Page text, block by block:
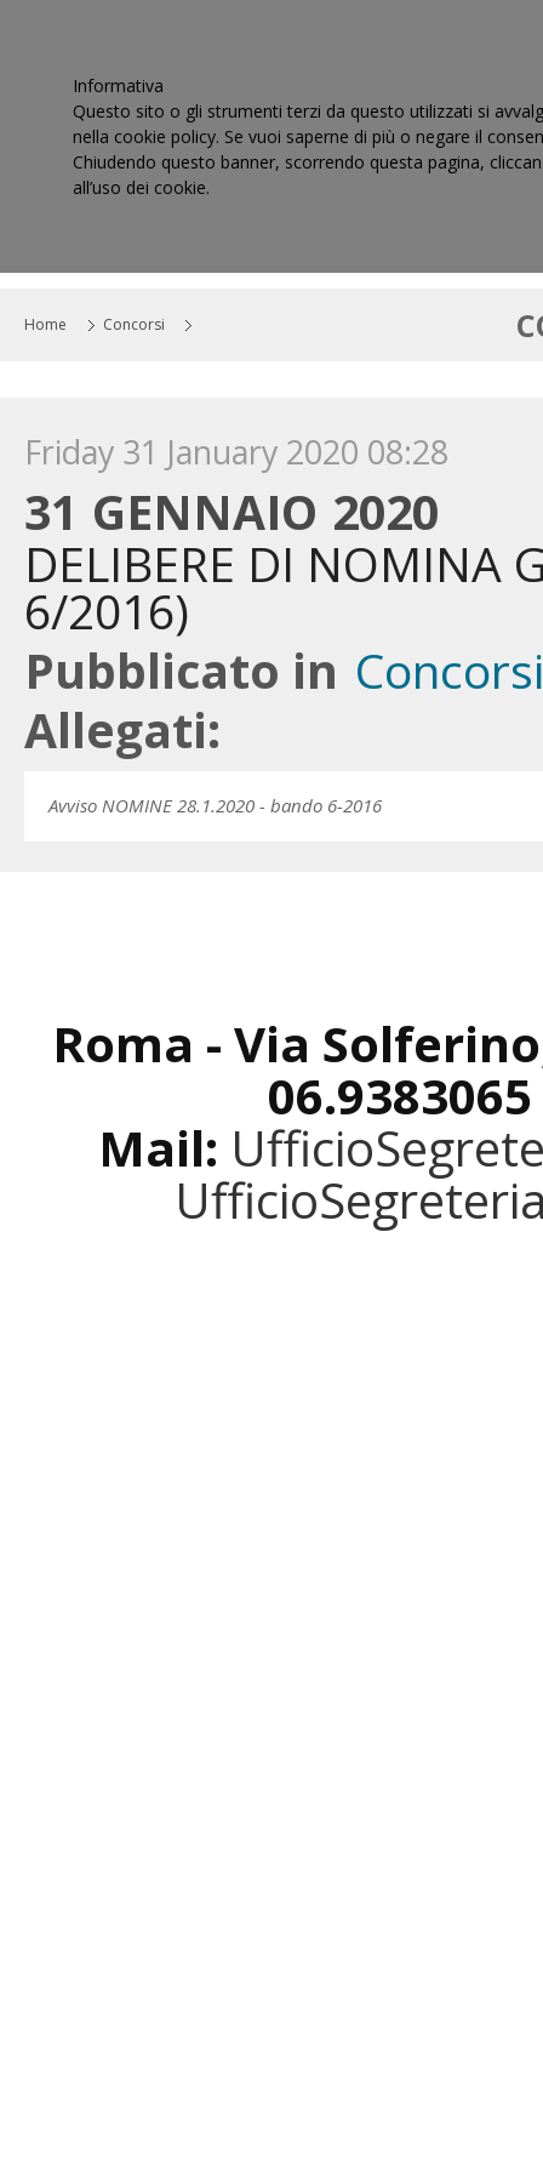
Home Concorsi
Friday 31 January 2020 08:28
31 GENNAIO 2020
DELIBERE DI
6/2016)
Pubblicato in Concorsi
Allegati:
Avviso NOMINE 28.1.2020 - bando 6-2016
Roma - Via
Mail:
Informativa
Questo sito o gli strumenti terzi da questo utilizzati si
nella cookie policy. Se vuoi saperne di più o negare il
Chiudendo questo banner, scorrendo questa pagina,
all’uso dei cookie.